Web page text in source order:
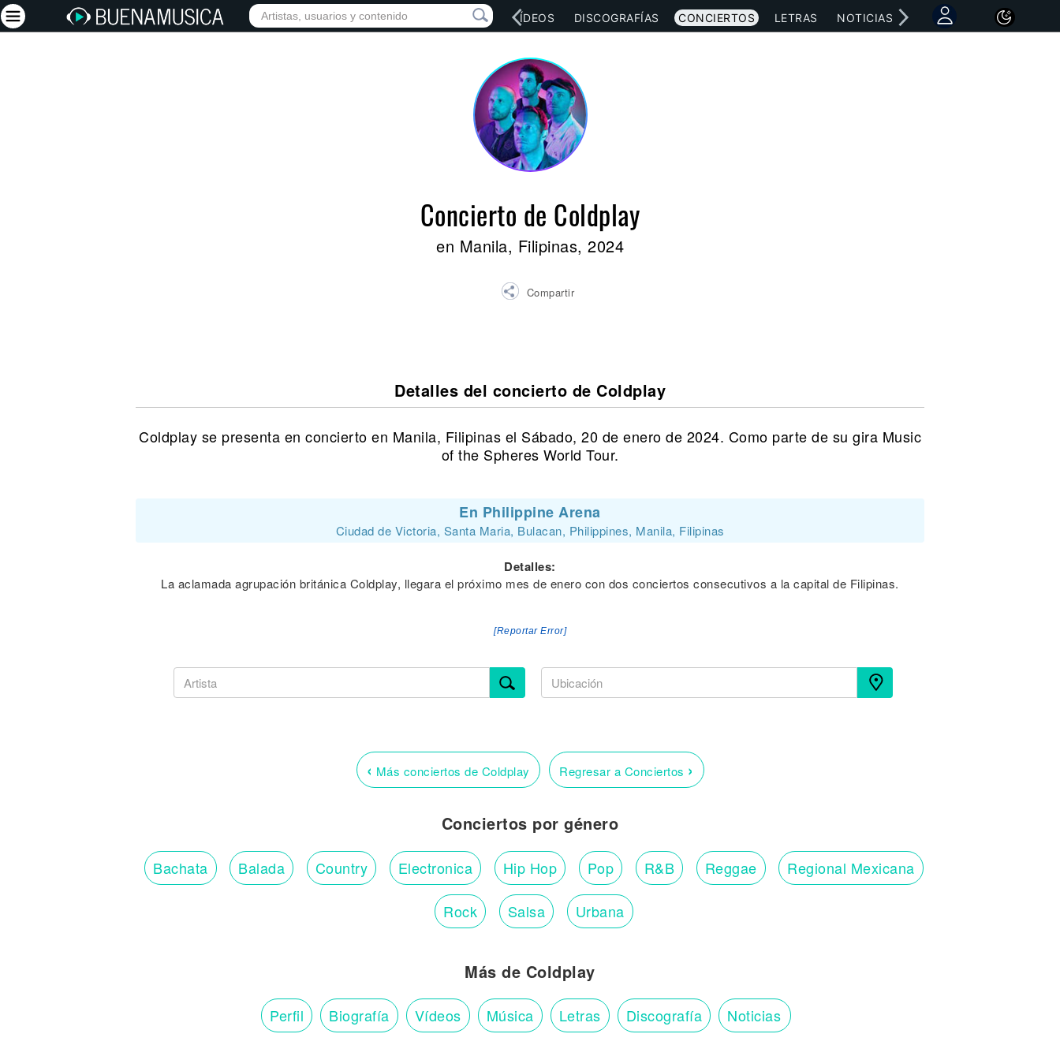
INICIO ARTISTAS RED SOCIAL MÚSICA VÍDEOS DISCOGRAFÍAS CONCIERTOS LETRAS NOTICIAS
Concierto de Coldplay
en Manila, Filipinas, 2024
Compartir
Detalles del concierto de Coldplay
Coldplay se presenta en concierto en Manila, Filipinas el Sábado, 20 de enero de 2024. Como parte de su gira Music
of the Spheres World Tour.
En Philippine Arena
Ciudad de Victoria, Santa Maria, Bulacan, Philippines, Manila, Filipinas
Detalles:
La aclamada agrupación británica Coldplay, llegara el próximo mes de enero con dos conciertos consecutivos a la capital de Filipinas.
[Reportar Error]
‹ Más conciertos de Coldplay Regresar a Conciertos ›
Conciertos por género
Bachata Balada Country Electronica Hip Hop Pop R&B Reggae Regional Mexicana
Rock Salsa Urbana
Más de Coldplay
Perfil Biografía Vídeos Música Letras Discografía Noticias